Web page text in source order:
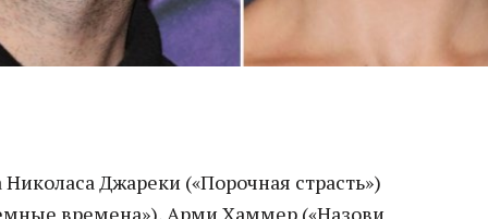
Джареки («Порочная страсть»)